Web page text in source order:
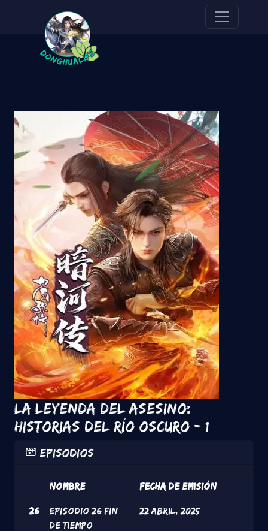
Imagen
La leyenda del asesino:
Historias del río oscuro - 1
Episodios
Nombre Fecha de Emisión
26
episodio 26 fin
de tiempo
22 Abril, 2025